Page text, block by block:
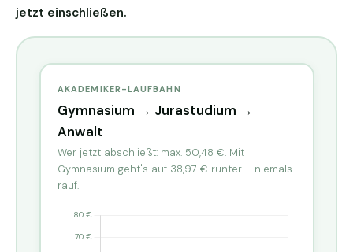
jetzt einschließen.
AKADEMIKER-LAUFBAHN
Gymnasium → Jurastudium →
Anwalt
Wer jetzt abschließt: max. 50,48 €. Mit
Gymnasium geht's auf 38,97 € runter – niemals
rauf.